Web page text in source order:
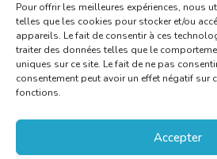
Pour offrir les meilleures expériences, nous
telles que les cookies pour stocker et/ou
appareils. Le fait de consentir à ces
traiter des données telles que le
uniques sur ce site. Le fait de ne pas
consentement peut avoir un effet négatif sur
fonctions.
Accepter